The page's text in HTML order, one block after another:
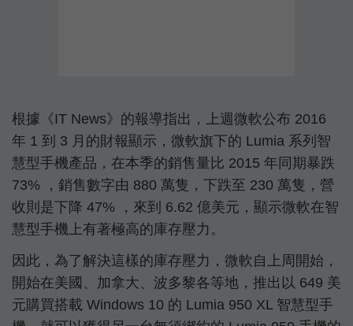
根據《IT News》的報導指出，上週微軟公布 2016
年 1 到 3 月的財報顯示，微軟旗下的 Lumia 系列智
慧型手機產品，在本季的銷售量比 2015 年同期暴跌
73% ，銷售數字由 880 萬隻，下跌至 230 萬隻，營
收則是下降 47% ，來到 6.62 億美元，顯示微軟在智
慧型手機上有著極高的庫存壓力。
因此，為了解決這樣的庫存壓力，微軟自上周開始，
開始在美國、加拿大、波多黎各等地，推出以 649 美
元購買搭載 Windows 10 的 Lumia 950 XL 智慧型手